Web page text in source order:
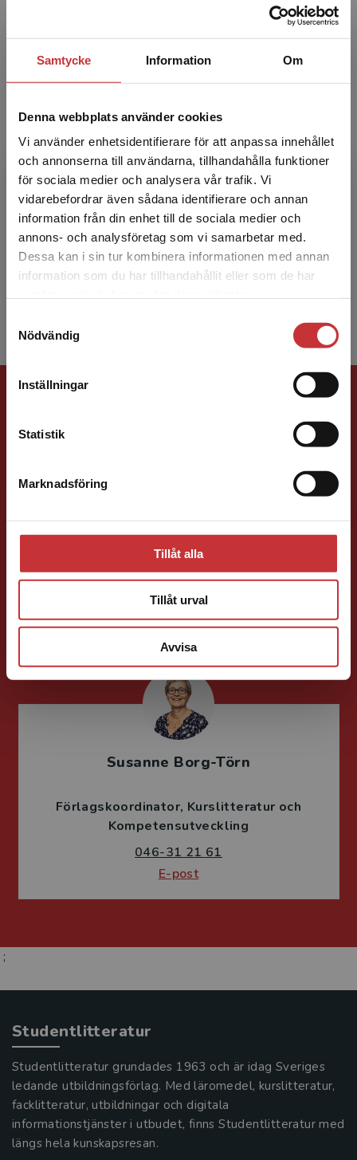
Samtycke Information Om
Denna webbplats använder cookies
Vi använder enhetsidentifierare för att anpassa innehållet
och annonserna till användarna, tillhandahålla funktioner
för sociala medier och analysera vår trafik. Vi
vidarebefordrar även sådana identifierare och annan
information från din enhet till de sociala medier och
annons- och analysföretag som vi samarbetar med.
Dessa kan i sin tur kombinera informationen med annan
information som du har tillhandahållit eller som de har
Nödvändig
Inställningar
Statistik
Marknadsföring
Tillåt alla
Tillåt urval
Avvisa
Begränsad fraktregion
Det verkar som att du besöker
studentlitteratur.se via en enhet utanför Sverige.
Vi erbjuder inte leveranser utanför Sverige. För
att kunna slutföra ett köp måste
Matthias Baier är docent i rättssociologi vid
Måns Svensson
Måns Svensson är docent i rättssociologi vid
Rättssociologiska institutionen i Lund.
Förläggare
Juridik, kriminologi och polis
046-31 22 91
E-post
Susanne Borg-Törn
Förlagskoordinator Kurslitteratur och
Kompetensutveckling
046-31 21 61
E-post
;
Studentlitteratur
Studentlitteratur grundades 1963 och är idag Sveriges
ledande utbildningsförlag. Med läromedel, kurslitteratur,
facklitteratur, utbildningar och digitala
informationstjänster i utbudet, finns Studentlitteratur med
längs hela kunskapsresan.